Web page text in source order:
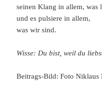
seinen Klang in allem, was
und es pulsiere in allem,
was wir sind.
Wisse: Du bist, weil du
Beitrags-Bild: Foto Niklaus